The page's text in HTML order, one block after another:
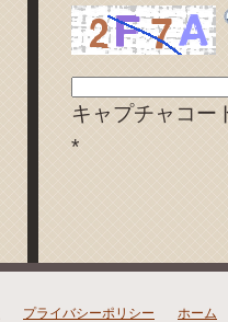
キャプチャコー
*
プライバシーポリシー ホーム